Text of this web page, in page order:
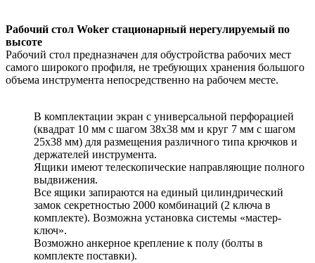
Рабочий стол Woker стационарный нерегулируемый по
высоте
Рабочий стол предназначен для обустройства рабочих мест
самого широкого профиля, не требующих хранения большого
объема инструмента непосредственно на рабочем месте.
В комплектации экран с универсальной перфорацией
(квадрат 10 мм c шагом 38х38 мм и круг 7 мм с шагом
25х38 мм) для размещения различного типа крючков и
держателей инструмента.
Ящики имеют телескопические направляющие полного
выдвижения.
Все ящики запираются на единый цилиндрический
замок секретностью 2000 комбинаций (2 ключа в
комплекте). Возможна установка системы «мастер-
ключ».
Возможно анкерное крепление к полу (болты в
комплекте поставки).